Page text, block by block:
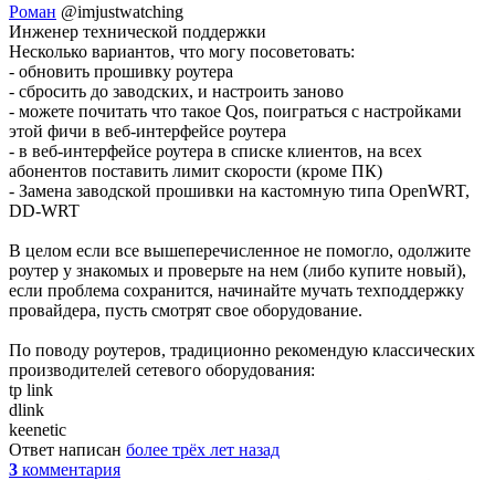
Роман @imjustwatching
Инженер технической поддержки
Несколько вариантов, что могу посоветовать:
- обновить прошивку роутера
- сбросить до заводских, и настроить заново
- можете почитать что такое Qos, поиграться с настройками
этой фичи в веб-интерфейсе роутера
- в веб-интерфейсе роутера в списке клиентов, на всех
абонентов поставить лимит скорости (кроме ПК)
- Замена заводской прошивки на кастомную типа OpenWRT,
DD-WRT
В целом если все вышеперечисленное не помогло, одолжите
роутер у знакомых и проверьте на нем (либо купите новый),
если проблема сохранится, начинайте мучать техподдержку
провайдера, пусть смотрят свое оборудование.
По поводу роутеров, традиционно рекомендую классических
производителей сетевого оборудования:
tp link
dlink
keenetic
Ответ написан более трёх лет назад
3 комментария